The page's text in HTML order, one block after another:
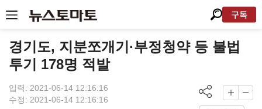
구독
경기도, 지분쪼개기·부정청약 등 불법
투기 178명 적발
입력: 2021-06-14 12:16:16
수정: 2021-06-14 12:16:16